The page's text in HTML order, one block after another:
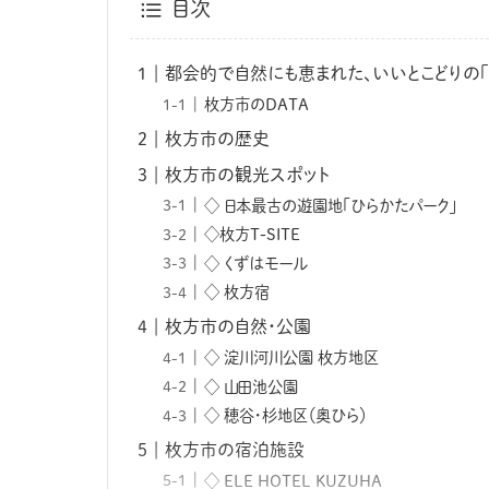
目次
都会的で自然にも恵まれた、いいとこどりの
枚方市のDATA
枚方市の歴史
枚方市の観光スポット
◇ 日本最古の遊園地「ひらかたパーク」
◇枚方T-SITE
◇ くずはモール
◇ 枚方宿
枚方市の自然・公園
◇ 淀川河川公園 枚方地区
◇ 山田池公園
◇ 穂谷・杉地区（奥ひら）
枚方市の宿泊施設
◇ ELE HOTEL KUZUHA